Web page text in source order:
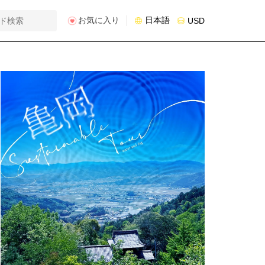
お気に入り 日本語 USD